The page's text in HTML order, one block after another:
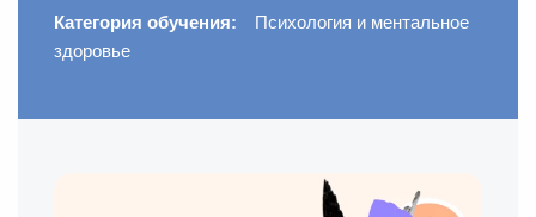
Категория обучения:
Психология и ментальное
здоровье